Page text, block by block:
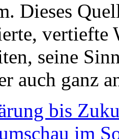
Dieses
vertiefte
seine
auch ganz
bis
im